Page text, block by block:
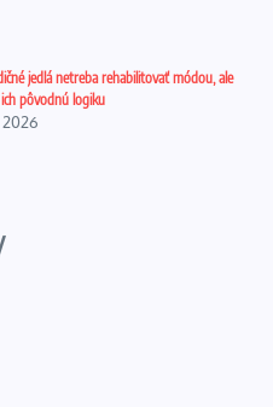
jedlá netreba rehabilitovať módou, ale
pôvodnú logiku
2026